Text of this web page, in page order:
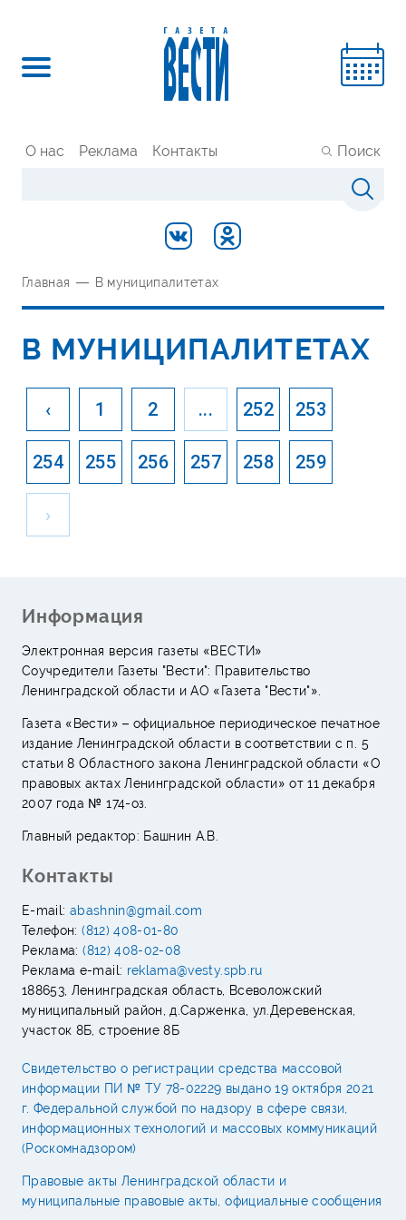
О нас Реклама Контакты Поиск
Главная — В муниципалитетах
В МУНИЦИПАЛИТЕТАХ
‹ 1 2 ... 252 253
254 255 256 257 258 259
›
Информация
Электронная версия газеты «ВЕСТИ»
Соучредители Газеты "Вести": Правительство
Ленинградской области и АО «Газета "Вести"».
Газета «Вести» – официальное периодическое печатное
издание Ленинградской области в соответствии с п. 5
статьи 8 Областного закона Ленинградской области «О
правовых актах Ленинградской области» от 11 декабря
2007 года № 174-оз.
Главный редактор: Башнин А.В.
Контакты
E-mail: abashnin@gmail.com
Телефон:(812) 408-01-80
Реклама:(812) 408-02-08
Реклама e-mail: reklama@vesty.spb.ru
188653, Ленинградская область, Всеволожский
муниципальный район, д.Сарженка, ул.Деревенская,
участок 8Б, строение 8Б
Свидетельство о регистрации средства массовой
информации ПИ № ТУ 78-02229 выдано 19 октября 2021
г. Федеральной службой по надзору в сфере связи,
информационных технологий и массовых коммуникаций
(Роскомнадзором)
Правовые акты Ленинградской области и
муниципальные правовые акты, официальные сообщения